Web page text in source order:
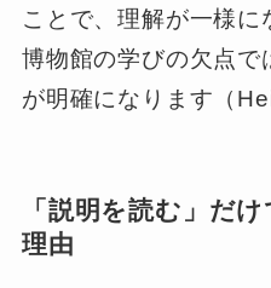
ことで、理解が一様に
博物館の学びの欠点で
が明確になります（
「説明を読む」だ
理由